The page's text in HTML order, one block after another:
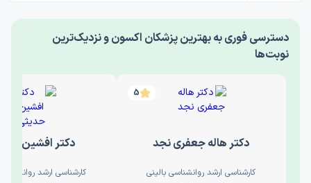
‎دسترسی فوری به بهترین پزشکان اکسون و نزدیک‌ترین
نوبت‌ها
5
دکتر هاله جعفری نجد
کارشناسی ارشد روانشناسی بالینی
دکتر افشین
کارشناسی ارشد